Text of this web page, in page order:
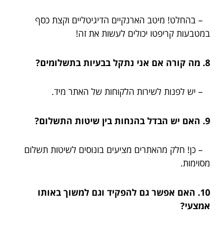
– בהחלט! מיטב הארנקיים הדיגיטליים וקצת כסף
במטבעות קריפטו יכולים לעשות את זה!
8. מה קורה אם אני נתקל בבעיות בתשלומים?
– יש לפנות לשירות הלקוחות של האתר מיד.
9. האם יש הבדל בהנחות בין שיטות התשלום?
– כן! חלק מהאתרים מציעים בונוסים לשיטות תשלום
מסוימות.
10. האם אפשר גם להפקיד וגם למשוך באותו
אמצעי?